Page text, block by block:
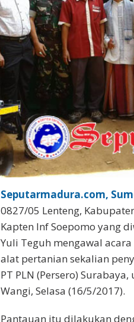
Seputarmadura.com,
0827/05 Lenteng,
Kapten Inf Soepomo yang
Yuli Teguh mengawal
alat pertanian sekalian
PT PLN (Persero)
Wangi, Selasa (16/5/2017).
Pantauan itu dilakukan